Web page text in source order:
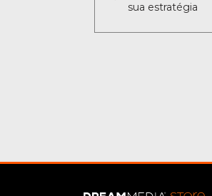
sua estratégia